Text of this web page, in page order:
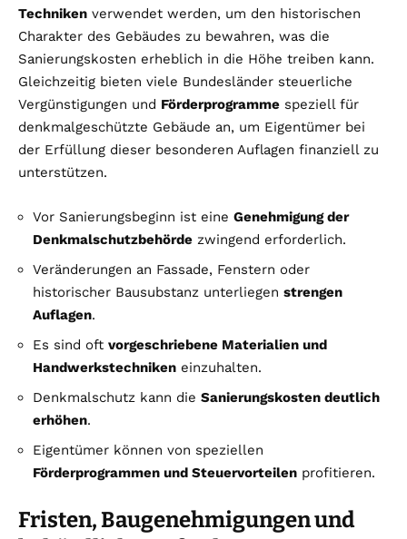
Techniken verwendet werden, um den historischen
Charakter des Gebäudes zu bewahren, was die
Sanierungskosten erheblich in die Höhe treiben kann.
Gleichzeitig bieten viele Bundesländer steuerliche
Vergünstigungen und Förderprogramme speziell für
denkmalgeschützte Gebäude an, um Eigentümer bei
der Erfüllung dieser besonderen Auflagen finanziell zu
unterstützen.
Vor Sanierungsbeginn ist eine Genehmigung der
Denkmalschutzbehörde zwingend erforderlich.
Veränderungen an Fassade, Fenstern oder
historischer Bausubstanz unterliegen strengen
Auflagen.
Es sind oft vorgeschriebene Materialien und
Handwerkstechniken einzuhalten.
Denkmalschutz kann die Sanierungskosten deutlich
erhöhen.
Eigentümer können von speziellen
Förderprogrammen und Steuervorteilen profitieren.
Fristen, Baugenehmigungen und